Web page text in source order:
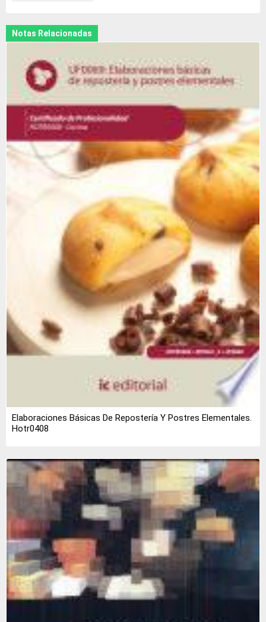
Notas Relacionadas
Elaboraciones Básicas De Repostería Y Postres Elementales.
Hotr0408